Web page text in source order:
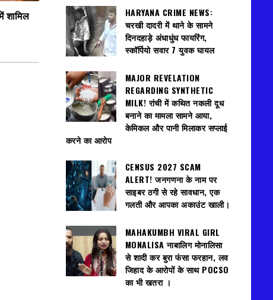
शामिल
HARYANA CRIME NEWS:
चरखी दादरी में थाने के सामने
दिनदहाड़े अंधाधुंध फायरिंग,
स्कॉर्पियो सवार 7 युवक घायल
MAJOR REVELATION
REGARDING SYNTHETIC
MILK! रांची में कथित नकली दूध
बनाने का मामला सामने आया,
केमिकल और पानी मिलाकर सप्लाई
करने का आरोप
CENSUS 2027 SCAM
ALERT! जनगणना के नाम पर
साइबर ठगी से रहे सावधान, एक
गलती और आपका अकाउंट खाली।
MAHAKUMBH VIRAL GIRL
MONALISA नाबालिग मोनालिसा
से शादी कर बुरा फंसा फरहान, लव
जिहाद के आरोपों के साथ POCSO
का भी खतरा ।